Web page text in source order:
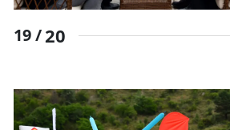
19 /20